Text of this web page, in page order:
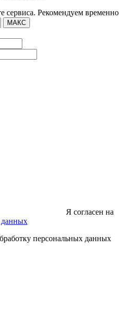
сервиса. Рекомендуем временно
МАКС
Я согласен на
данных
персональных данных